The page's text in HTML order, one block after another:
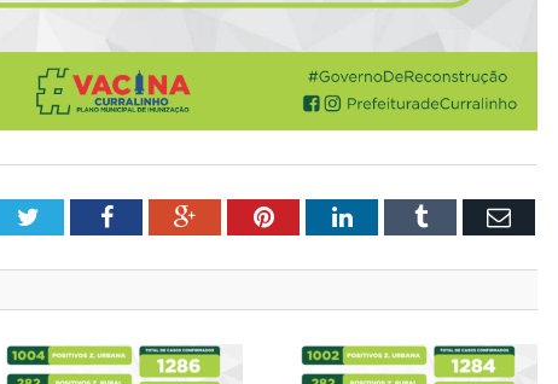
TwitterFacebookGoogle+PinterestLinkedInTumblr Email